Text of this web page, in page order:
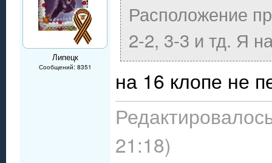
Липецк
Сообщений: 8351
Расположение
2-2, 3-3 и тд. Я
на 16 клопе не
21:18)